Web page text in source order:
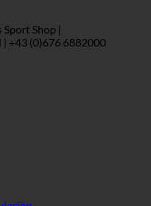
Shop |
| +43 (0)676 6882000